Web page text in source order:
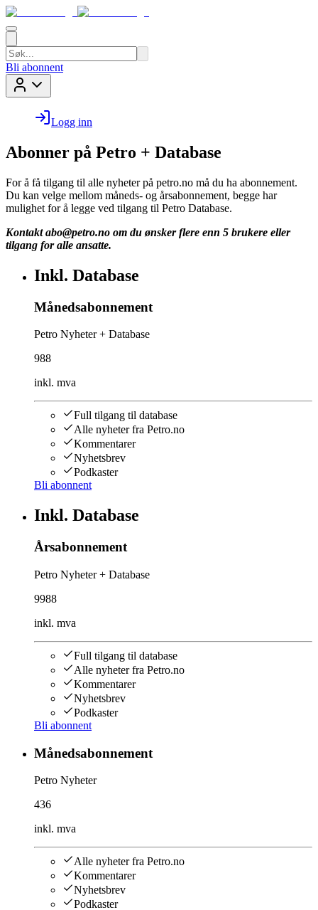
Bli abonnent
Logg inn
Abonner på Petro + Database
For å få tilgang til alle nyheter på petro.no må du ha abonnement.
Du kan velge mellom måneds- og årsabonnement, begge har
mulighet for å legge ved tilgang til Petro Database.
Kontakt abo@petro.no om du ønsker flere enn 5 brukere eller
tilgang for alle ansatte.
Inkl. Database
Månedsabonnement
Petro Nyheter + Database
988
inkl. mva
Full tilgang til database
Alle nyheter fra Petro.no
Kommentarer
Nyhetsbrev
Podkaster
Bli abonnent
Inkl. Database
Årsabonnement
Petro Nyheter + Database
9988
inkl. mva
Full tilgang til database
Alle nyheter fra Petro.no
Kommentarer
Nyhetsbrev
Podkaster
Bli abonnent
Månedsabonnement
Petro Nyheter
436
inkl. mva
Alle nyheter fra Petro.no
Kommentarer
Nyhetsbrev
Podkaster